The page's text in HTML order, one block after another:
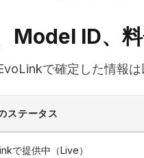
Model ID、
で確定した情報は
ステータス
で提供中（Live）